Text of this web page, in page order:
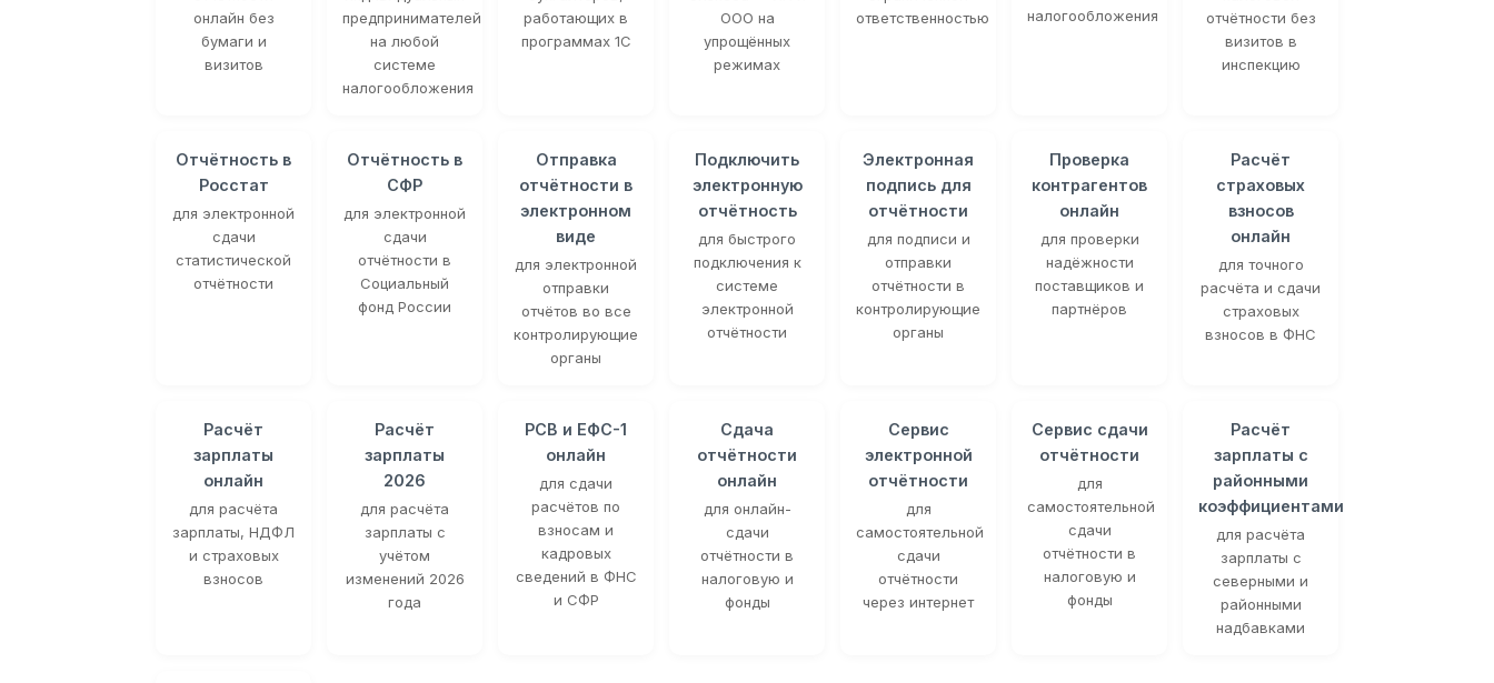
онлайн без
бумаги и
визитов
предпринимателей
на любой
системе
налогообложения
работающих в
программах 1С
ООО на
упрощённых
режимах
ответственностью
налогообложения
отчётности без
визитов в
инспекцию
Отчётность в
Росстат
для электронной
сдачи
статистической
отчётности
Отчётность в
СФР
для электронной
сдачи
отчётности в
Социальный
фонд России
Отправка
отчётности в
электронном
виде
для электронной
отправки
отчётов во все
контролирующие
органы
Подключить
электронную
отчётность
для быстрого
подключения к
системе
электронной
отчётности
Электронная
подпись для
отчётности
для подписи и
отправки
отчётности в
контролирующие
органы
Проверка
контрагентов
онлайн
для проверки
надёжности
поставщиков и
партнёров
Расчёт
страховых
взносов
онлайн
для точного
расчёта и сдачи
страховых
взносов в ФНС
Расчёт
зарплаты
онлайн
для расчёта
зарплаты, НДФЛ
и страховых
взносов
Расчёт
зарплаты
2026
для расчёта
зарплаты с
учётом
изменений 2026
года
РСВ и ЕФС-1
онлайн
для сдачи
расчётов по
взносам и
кадровых
сведений в ФНС
и СФР
Сдача
отчётности
онлайн
для онлайн-
сдачи
отчётности в
налоговую и
фонды
Сервис
электронной
отчётности
для
самостоятельной
сдачи
отчётности
через интернет
Сервис сдачи
отчётности
для
самостоятельной
сдачи
отчётности в
налоговую и
фонды
Расчёт
зарплаты с
районными
коэффициентами
для расчёта
зарплаты с
северными и
районными
надбавками